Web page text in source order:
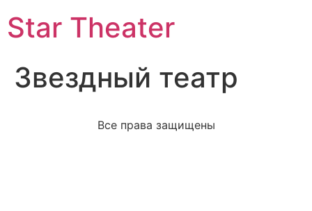
Star Theater
Звездный театр
Все права защищены